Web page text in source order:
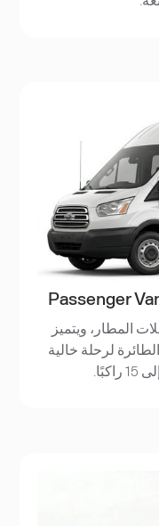
Passenger
المطار، ويتميز
لرحلة خالية